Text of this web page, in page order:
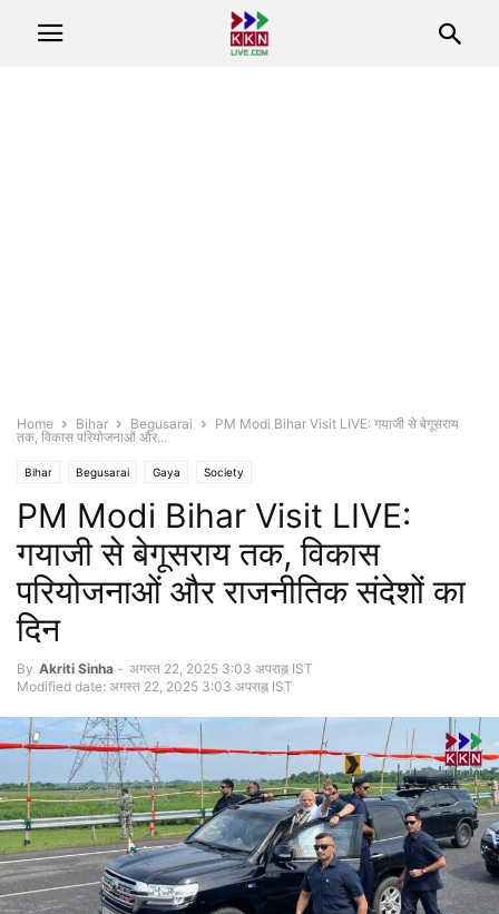
Home Bihar Begusarai
PM Modi Bihar Visit LIVE: गयाजी से बेगूसराय
तक, विकास परियोजनाओं और...
Bihar Begusarai Gaya Society
PM Modi Bihar Visit LIVE:
गयाजी से बेगूसराय तक, विकास
परियोजनाओं और राजनीतिक संदेशों का
दिन
By Akriti Sinha - अगस्त 22, 2025 3:03 अपराह्न IST
Modified date: अगस्त 22, 2025 3:03 अपराह्न IST